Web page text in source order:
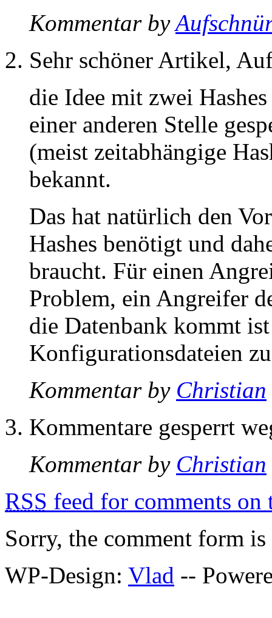
Kommentar by
Sehr schöner Artikel,
die Idee mit zwei
einer anderen Stelle
(meist zeitabhängige
bekannt.
Das hat natürlich den
Hashes benötigt und
braucht. Für einen
Problem, ein Angreifer
die Datenbank kommt
Konfigurationsdateien
Kommentar by Christian
Kommentare gesperrt
Kommentar by Christian
RSS feed for comments on
Sorry, the comment form
WP-Design: Vlad --